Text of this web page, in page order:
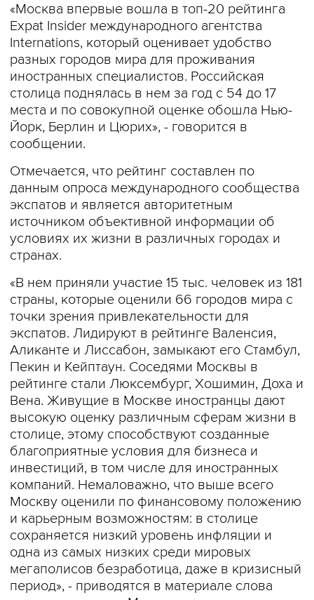
«Москва впервые вошла в топ-20 рейтинга
Expat Insider международного агентства
Internations, который оценивает удобство
разных городов мира для проживания
иностранных специалистов. Российская
столица поднялась в нем за год с 54 до 17
места и по совокупной оценке обошла Нью-
Йорк, Берлин и Цюрих», - говорится в
сообщении.
Отмечается, что рейтинг составлен по
данным опроса международного сообщества
экспатов и является авторитетным
источником объективной информации об
условиях их жизни в различных городах и
странах.
«В нем приняли участие 15 тыс. человек из 181
страны, которые оценили 66 городов мира с
точки зрения привлекательности для
экспатов. Лидируют в рейтинге Валенсия,
Аликанте и Лиссабон, замыкают его Стамбул,
Пекин и Кейптаун. Соседями Москвы в
рейтинге стали Люксембург, Хошимин, Доха и
Вена. Живущие в Москве иностранцы дают
высокую оценку различным сферам жизни в
столице, этому способствуют созданные
благоприятные условия для бизнеса и
инвестиций, в том числе для иностранных
компаний. Немаловажно, что выше всего
Москву оценили по финансовому положению
и карьерным возможностям: в столице
сохраняется низкий уровень инфляции и
одна из самых низких среди мировых
мегаполисов безработица, даже в кризисный
период», - приводятся в материале слова